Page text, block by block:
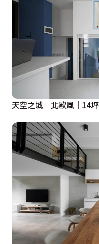
天空之城│北歐風│14坪